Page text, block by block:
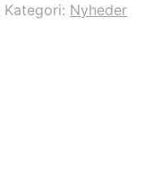
Kategori: Nyheder